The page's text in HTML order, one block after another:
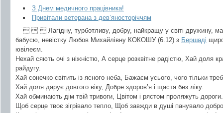
З Днем медичного працівника!
Привітали ветерана з дев’яносторіччям
   Лагідну, турботливу, добру, найкращу у світі дружину,
бабусю, невістку Любов Михайлівну КОКОШУ (6.12) з Бершаді
ювілеєм.
Нехай сяють очі з ніжністю, А серце розквітне радістю, Хай доля
райдугу.
Хай сонечко світить із ясного неба, Бажаєм усього, чого тільки
Хай доля дарує довгого віку, Добре здоров’я і щастя без ліку.
Хай обминають дім твій тривоги, Цвітом і рястом проляжуть дороги.
Щоб серце твоє зігрівало тепло, Щоб завжди в душі панувало